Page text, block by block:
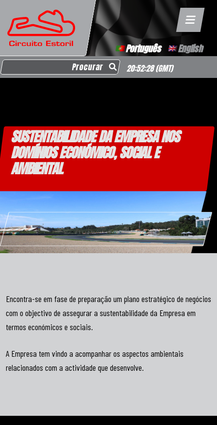
Português English
Search for: 20:52:28(GMT)
SUSTENTABILIDADE DA EMPRESA NOS
DOMÍNIOS ECONÓMICO, SOCIAL E
AMBIENTAL
Encontra-se em fase de preparação um plano estratégico de negócios
com o objectivo de assegurar a sustentabilidade da Empresa em
termos económicos e sociais.
A Empresa tem vindo a acompanhar os aspectos ambientais
relacionados com a actividade que desenvolve.